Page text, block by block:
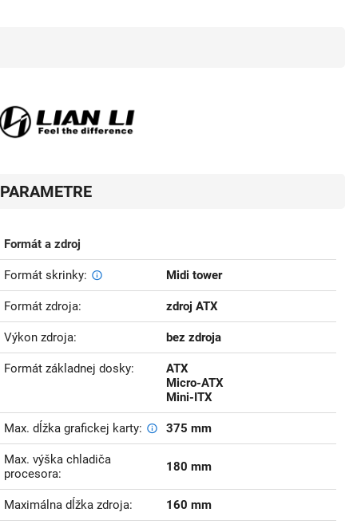
PARAMETRE
Formát a zdroj
Formát skrinky Midi tower
Formát zdroja zdroj ATX
Výkon zdroja bez zdroja
Formát základnej dosky
ATX
Micro-ATX
Mini-ITX
Max. dĺžka grafickej karty 375 mm
Max. výška chladiča
procesora
180 mm
Maximálna dĺžka zdroja 160 mm